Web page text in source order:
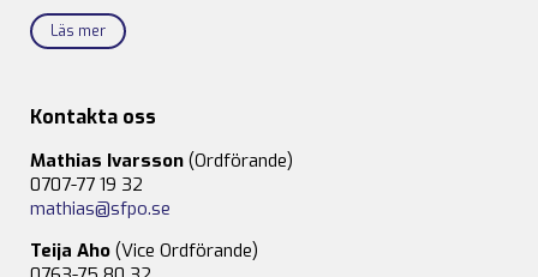
Läs mer
Kontakta oss
Mathias Ivarsson (Ordförande)
0707-77 19 32
mathias@sfpo.se
Teija Aho (Vice Ordförande)